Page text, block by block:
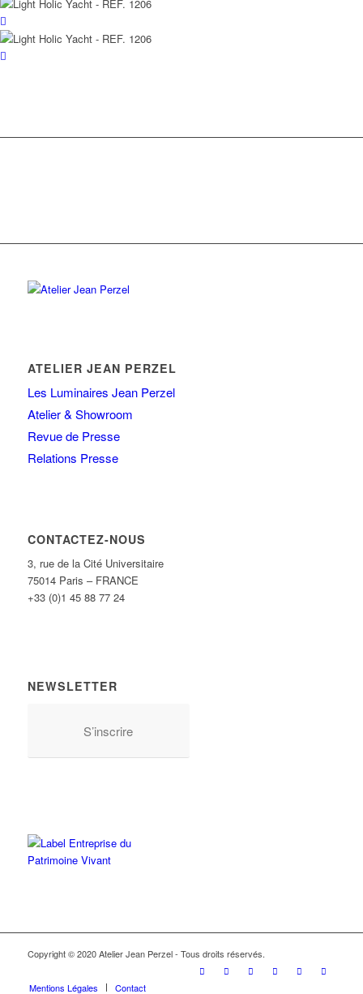
ATELIER JEAN PERZEL
Les Luminaires Jean Perzel
Atelier & Showroom
Revue de Presse
Relations Presse
CONTACTEZ-NOUS
3, rue de la Cité Universitaire
75014 Paris – FRANCE
+33 (0)1 45 88 77 24
NEWSLETTER
S’inscrire
Copyright © 2020 Atelier Jean Perzel - Tous droits réservés.
Mentions Légales Contact